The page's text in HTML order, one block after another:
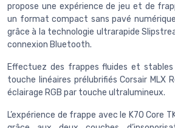
propose une expérience de jeu et de
un format compact sans pavé
grâce à la technologie ultrarapide
connexion Bluetooth.
Effectuez des frappes fluides et
touche linéaires prélubrifiés Corsair MLX
éclairage RGB par touche ultralumineux.
L’expérience de frappe avec le K70 Core